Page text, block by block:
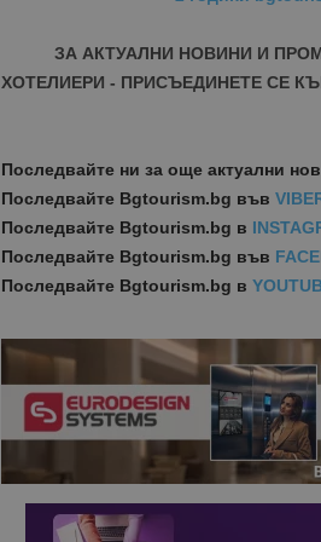
ЗА АКТУАЛНИ НОВИНИ И
ХОТЕЛИЕРИ - ПРИСЪЕДИНЕТЕ СЕ
Последвайте ни за още актуални
Последвайте Bgtourism.bg във
Последвайте Bgtourism.bg в
Последвайте Bgtourism.bg във
Последвайте Bgtourism.bg в
Име
is_unique
_ga_B09EBBY8PY
_ga_FK650GXHRZ
_ga
Име